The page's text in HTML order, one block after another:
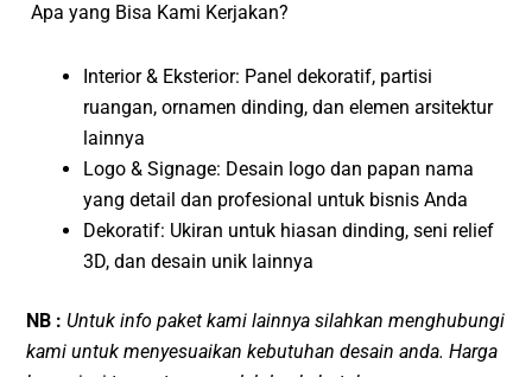
Apa yang Bisa Kami Kerjakan?
Interior & Eksterior: Panel dekoratif, partisi
ruangan, ornamen dinding, dan elemen arsitektur
lainnya
Logo & Signage: Desain logo dan papan nama
yang detail dan profesional untuk bisnis Anda
Dekoratif: Ukiran untuk hiasan dinding, seni relief
3D, dan desain unik lainnya
NB : Untuk info paket kami lainnya silahkan menghubungi
kami untuk menyesuaikan kebutuhan desain anda. Harga